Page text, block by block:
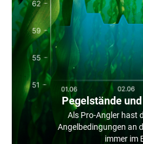
Pegelstände
Als Pro-Angler hast
Angelbedingungen an
immer im